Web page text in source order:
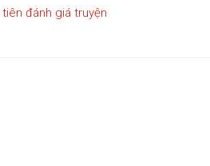
đánh giá truyện